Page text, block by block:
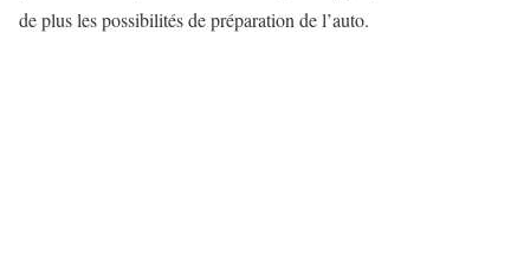
de plus les possibilités de préparation de l’auto.